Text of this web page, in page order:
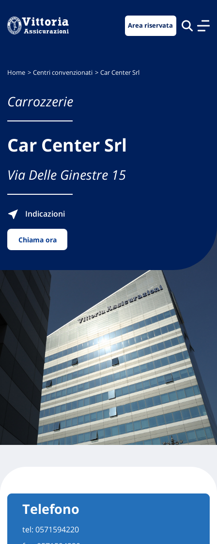
menu
contenuto
footer
Area riservata
Home Centri convenzionati Car Center Srl
Carrozzerie
Car Center Srl
Via Delle Ginestre 15
Indicazioni
Chiama ora
Telefono
tel: 0571594220